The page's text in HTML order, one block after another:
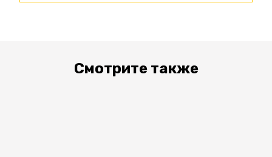
Смотрите также